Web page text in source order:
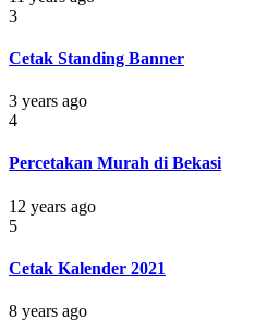
3
Cetak Standing Banner
3 years ago
4
Percetakan Murah di Bekasi
12 years ago
5
Cetak Kalender 2021
8 years ago